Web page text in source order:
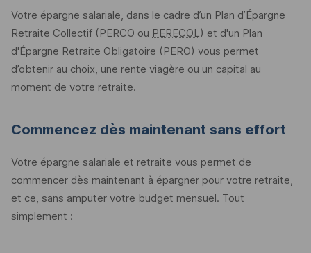
Votre épargne salariale, dans le cadre d’un Plan d’Épargne
Retraite Collectif (PERCO ou PERECOL) et d'un Plan
d'Épargne Retraite Obligatoire (PERO) vous permet
d’obtenir au choix, une rente viagère ou un capital au
moment de votre retraite.
Commencez dès maintenant sans effort
Votre épargne salariale et retraite vous permet de
commencer dès maintenant à épargner pour votre retraite,
et ce, sans amputer votre budget mensuel. Tout
simplement :